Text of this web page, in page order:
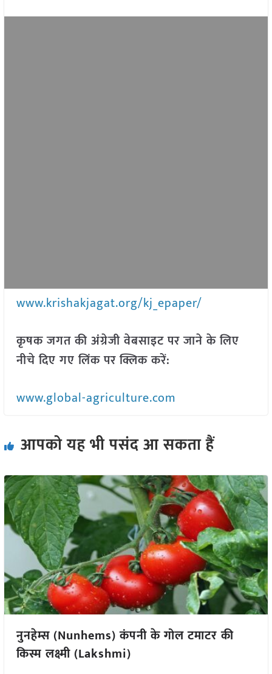
www.krishakjagat.org/kj_epaper/
कृषक जगत की अंग्रेजी वेबसाइट पर जाने के लिए
नीचे दिए गए लिंक पर क्लिक करें:
www.global-agriculture.com
आपको यह भी पसंद आ सकता हैं
नुनहेम्स (Nunhems) कंपनी के गोल टमाटर की
किस्म लक्ष्मी (Lakshmi)